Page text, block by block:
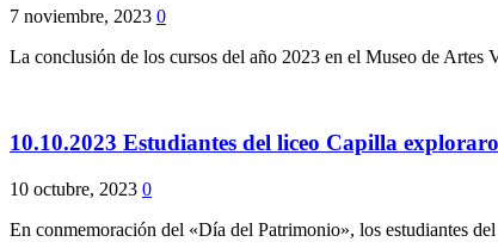
7 noviembre, 2023 0
La conclusión de los cursos del año 2023 en el Museo de
10.10.2023 Estudiantes del liceo Capilla
10 octubre, 2023 0
En conmemoración del «Día del Patrimonio», los estudiantes